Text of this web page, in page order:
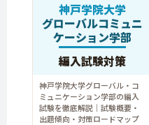
神戸学院大学
グローバルコミュニ
ケーション学部
編入試験対策
神戸学院大学グローバル・コ
ミュニケーション学部の編入
試験を徹底解説｜試験概要・
出題傾向・対策ロードマップ